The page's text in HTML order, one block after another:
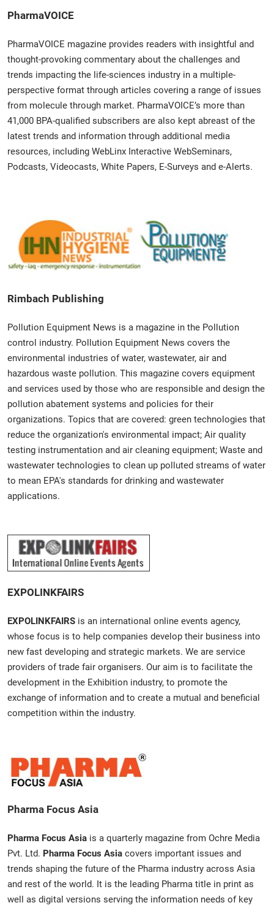
PharmaVOICE
PharmaVOICE magazine provides readers with insightful and
thought-provoking commentary about the challenges and
trends impacting the life-sciences industry in a multiple-
perspective format through articles covering a range of issues
from molecule through market. PharmaVOICE’s more than
41,000 BPA-qualified subscribers are also kept abreast of the
latest trends and information through additional media
resources, including WebLinx Interactive WebSeminars,
Podcasts, Videocasts, White Papers, E-Surveys and e-Alerts.
Rimbach Publishing
Pollution Equipment News is a magazine in the Pollution
control industry. Pollution Equipment News covers the
environmental industries of water, wastewater, air and
hazardous waste pollution. This magazine covers equipment
and services used by those who are responsible and design the
pollution abatement systems and policies for their
organizations. Topics that are covered: green technologies that
reduce the organization's environmental impact; Air quality
testing instrumentation and air cleaning equipment; Waste and
wastewater technologies to clean up polluted streams of water
to mean EPA's standards for drinking and wastewater
applications.
EXPOLINKFAIRS
EXPOLINKFAIRS is an international online events agency,
whose focus is to help companies develop their business into
new fast developing and strategic markets. We are service
providers of trade fair organisers. Our aim is to facilitate the
development in the Exhibition industry, to promote the
exchange of information and to create a mutual and beneficial
competition within the industry.
Pharma Focus Asia
Pharma Focus Asia is a quarterly magazine from Ochre Media
Pvt. Ltd. Pharma Focus Asia covers important issues and
trends shaping the future of the Pharma industry across Asia
and rest of the world. It is the leading Pharma title in print as
well as digital versions serving the information needs of key